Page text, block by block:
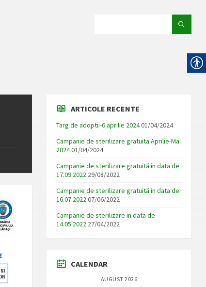
ARTICOLE RECENTE
Targ de adoptii-6 aprilie 202401/04/2024
Campanie de sterilizare gratuita Aprilie-Mai
202401/04/2024
Campanie de sterilizare gratuită in data de
17.09.2022 29/08/2022
Campanie de sterilizare gratuită in data de
16.07.202207/06/2022
Campanie de sterilizare in data de
14.05.2022 27/04/2022
CALENDAR
AUGUST 2026